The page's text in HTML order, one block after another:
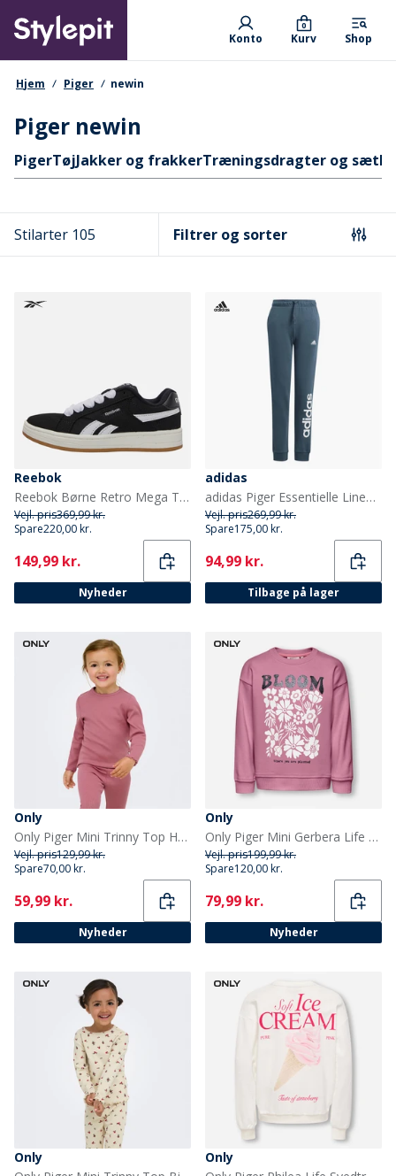
main
content
Primary departments
Konto Kurv
0
Shop
navigationssti
Hjem Piger newin
Piger newin
Hurtige links
PigerTøjJakker og frakkerTræningsdragter og sæt
Stilarter 105 Filtrer og sorter
Reebok
Reebok Børne Retro Mega Træningssko Sort/Hvid/Gum
Vejl. pris369,99 kr.
Spare220,00 kr.
Current
149,99 kr.
Nyheder
adidas
adidas Piger Essentielle Lineære Logo Bomuldsbukser Arctic Night/Hvid
Vejl. pris269,99 kr.
Spare175,00 kr.
Current
94,99 kr.
Tilbage på lager
Only
Only Piger Mini Trinny Top Heather Rose
Vejl. pris129,99 kr.
Spare70,00 kr.
Current
59,99 kr.
Nyheder
Only
Only Piger Mini Gerbera Life Sweatshirt Mauve Orchid
Vejl. pris199,99 kr.
Spare120,00 kr.
Current
79,99 kr.
Nyheder
Only
Only